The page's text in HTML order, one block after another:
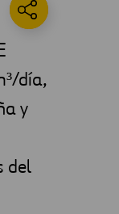
día,
y
del